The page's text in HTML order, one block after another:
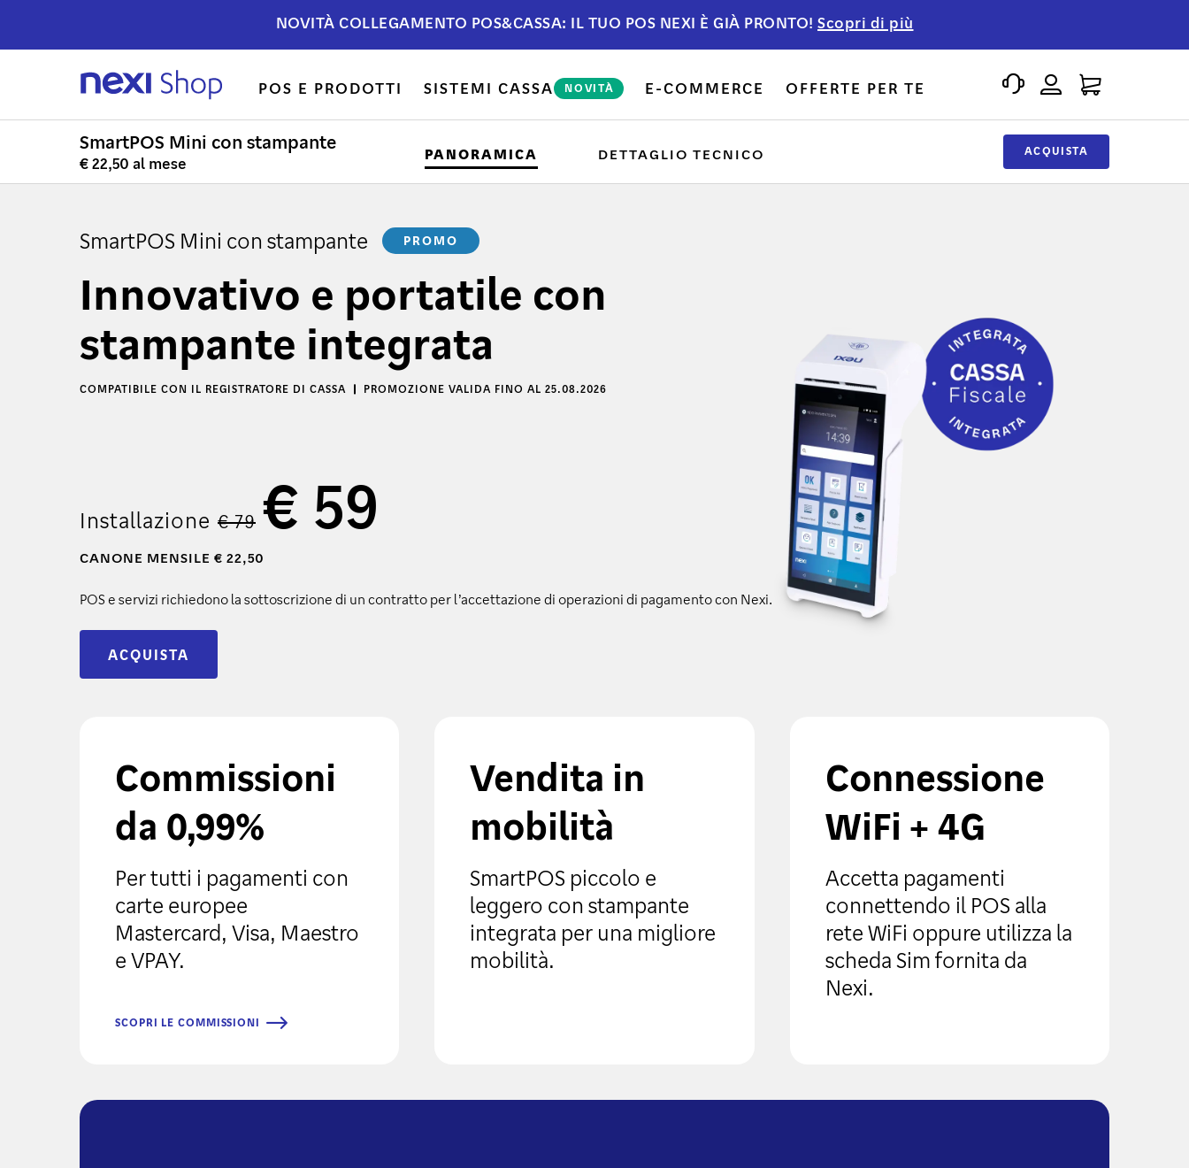
NOVITÀ COLLEGAMENTO POS&CASSA: IL TUO POS NEXI È GIÀ PRONTO! Scopri di più
POS E PRODOTTI SISTEMI CASSA NOVITÀ E-COMMERCE OFFERTE PER TE
SmartPOS Mini con stampante
€ 22,50 al mese
PANORAMICA DETTAGLIO TECNICO ACQUISTA
SmartPOS Mini con stampante PROMO
Innovativo e portatile con
stampante integrata
COMPATIBILE CON IL REGISTRATORE DI CASSA PROMOZIONE VALIDA FINO AL 25.08.2026
Installazione € 79 € 59
CANONE MENSILE € 22,50
POS e servizi richiedono la sottoscrizione di un contratto per l’accettazione di operazioni di pagamento con Nexi.
ACQUISTA
Commissioni
da 0,99%
Per tutti i pagamenti con
carte europee
Mastercard, Visa, Maestro
e VPAY.
SCOPRI LE COMMISSIONI
Vendita in
mobilità
SmartPOS piccolo e
leggero con stampante
integrata per una migliore
mobilità.
Connessione
WiFi + 4G
Accetta pagamenti
connettendo il POS alla
rete WiFi oppure utilizza la
scheda Sim fornita da
Nexi.